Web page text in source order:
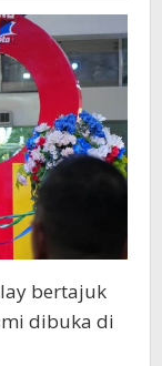
bertajuk
dibuka di